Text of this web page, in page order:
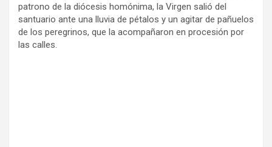
patrono de la diócesis homónima, la Virgen salió del
santuario ante una lluvia de pétalos y un agitar de pañuelos
de los peregrinos, que la acompañaron en procesión por
las calles.